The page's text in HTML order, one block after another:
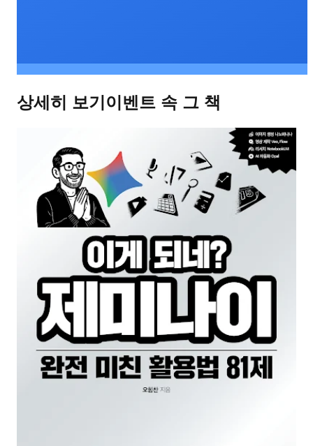
상세히 보기 이벤트 속 그 책